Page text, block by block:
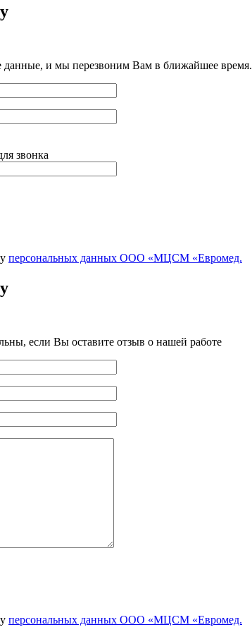
данные, и мы перезвоним Вам в ближайшее время.
звонка
персональных данных ООО «МЦСМ «Евромед.
если Вы оставите отзыв о нашей работе
персональных данных ООО «МЦСМ «Евромед.